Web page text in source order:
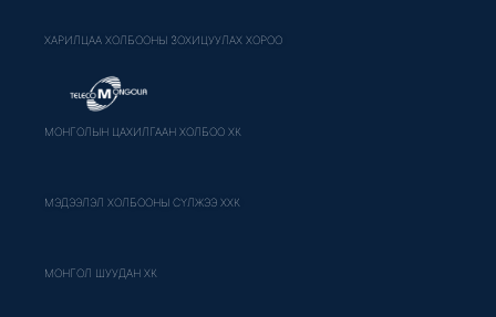
ХАРИЛЦАА ХОЛБООНЫ ЗОХИЦУУЛАХ ХОРОО
МОНГОЛЫН ЦАХИЛГААН ХОЛБОО ХК
МЭДЭЭЛЭЛ ХОЛБООНЫ СҮЛЖЭЭ ХХК
МОНГОЛ ШУУДАН ХК